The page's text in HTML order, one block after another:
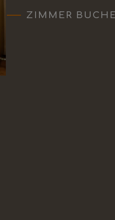
ZIMMER